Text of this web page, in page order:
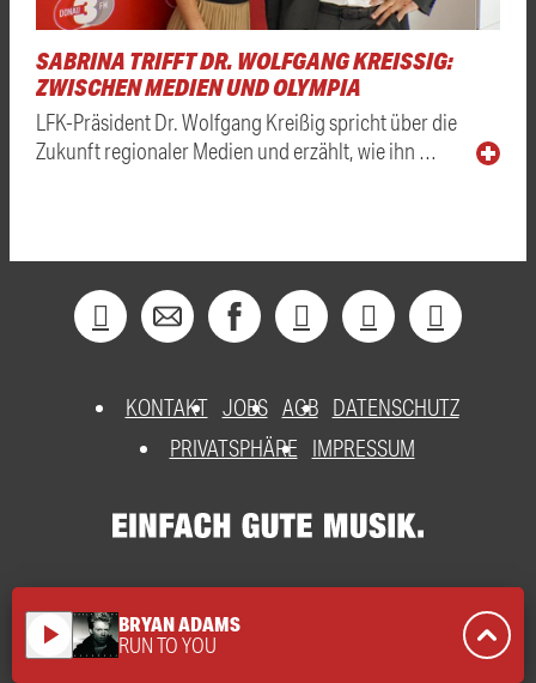
SABRINA TRIFFT DR. WOLFGANG KREISSIG: Z
WISCHEN MEDIEN UND OLYMPIA
LFK-Präsident Dr. Wolfgang Kreißig spricht über die
Zukunft regionaler Medien und erzählt, wie ihn …
KONTAKT JOBS AGB DATENSCHUTZ
PRIVATSPHÄRE
IMPRESSUM
play_arrow BRYAN ADAMS
RUN TO YOU